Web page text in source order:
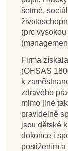
šetrné,
(pro
Firma
(OHSAS
k
zdravého
mimo jiné
pravidelně
jsou dětské
dokonce i
postižením a